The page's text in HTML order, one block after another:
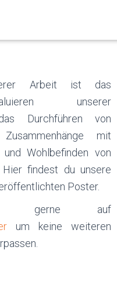
Arbeit ist das
unserer
Durchführen von
mit
Wohlbefinden von
findest du unsere
Poster.
gerne auf
um keine weiteren